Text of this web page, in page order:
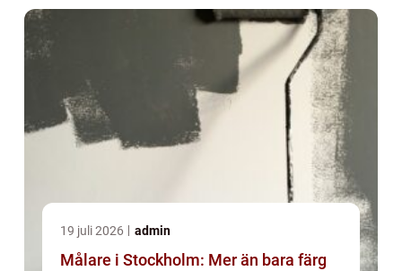
19 juli 2026 admin
Målare i Stockholm: Mer än bara färg